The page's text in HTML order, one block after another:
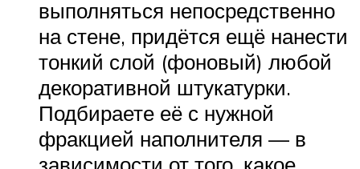
выполняться непосредственно
на стене, придётся ещё нанести
тонкий слой (фоновый) любой
декоративной штукатурки.
Подбираете её с нужной
фракцией наполнителя — в